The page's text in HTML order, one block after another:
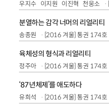
우지수 이지원 이진혁 천웅소
분열하는 감각 너머의 리얼리티
송종원 [2016 겨울] 통권 174호
육체성의 형식과 리얼리티
정주아 [2016 겨울] 통권 174호
‘87년체제’를 애도하다
유희석 [2016 겨울] 통권 174호